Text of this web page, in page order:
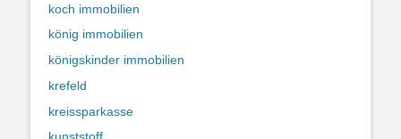
koch immobilien
könig immobilien
königskinder immobilien
krefeld
kreissparkasse